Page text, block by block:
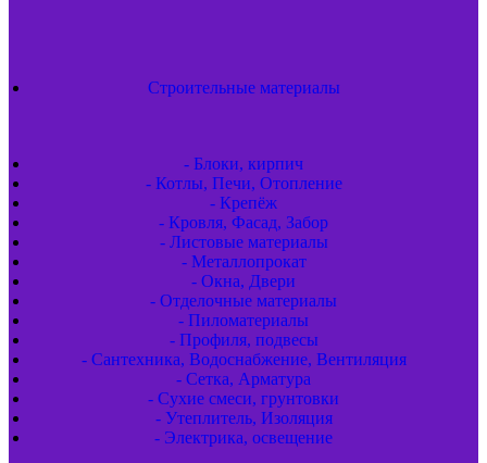
Строительные материалы
- Блоки, кирпич
- Котлы, Печи, Отопление
- Крепёж
- Кровля, Фасад, Забор
- Листовые материалы
- Металлопрокат
- Окна, Двери
- Отделочные материалы
- Пиломатериалы
- Профиля, подвесы
- Сантехника, Водоснабжение, Вентиляция
- Сетка, Арматура
- Сухие смеси, грунтовки
- Утеплитель, Изоляция
- Электрика, освещение